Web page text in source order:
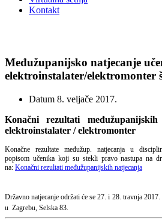
Kontakt
Međužupanijsko natjecanje
elektroinstalater/elektromonter
Datum 8. veljače 2017.
Konačni rezultati
elektroinstalater / elektromonter
Konačne rezultate međužup. natjecanja u
popisom učenika koji su stekli pravo nastupa na
na: Konačni rezultati međužupanijskih natjecanja
Državno natjecanje održati će se 27. i 28. travnja
u Zagrebu, Selska 83.